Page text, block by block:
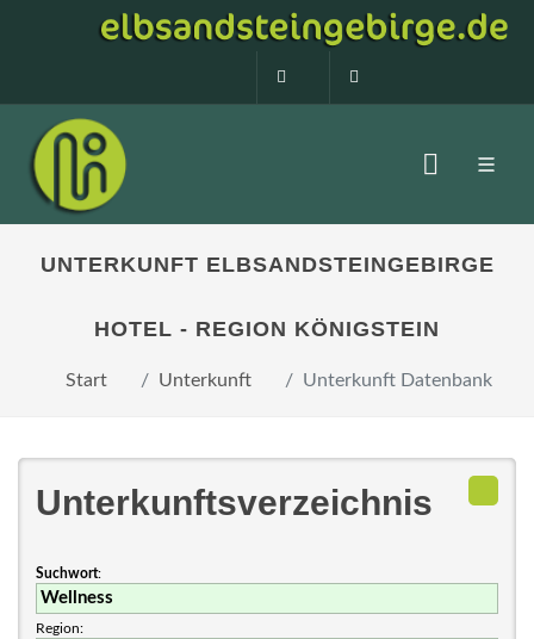
0160 99873408
UNTERKUNFT ELBSANDSTEINGEBIRGE
HOTEL - REGION KÖNIGSTEIN
Start Unterkunft Unterkunft Datenbank
Unterkunftsverzeichnis
Suchwort:
Region: